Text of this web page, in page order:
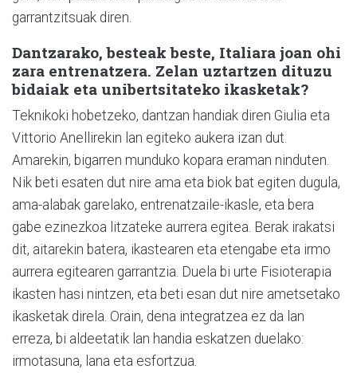
garrantzitsuak diren.
Dantzarako, besteak beste, Italiara joan ohi
zara entrenatzera. Zelan uztartzen dituzu
bidaiak eta unibertsitateko ikasketak?
Teknikoki hobetzeko, dantzan handiak diren Giulia eta
Vittorio Anellirekin lan egiteko aukera izan dut.
Amarekin, bigarren munduko kopara eraman ninduten.
Nik beti esaten dut nire ama eta biok bat egiten dugula,
ama-alabak garelako, entrenatzaile-ikasle, eta bera
gabe ezinezkoa litzateke aurrera egitea. Berak irakatsi
dit, aitarekin batera, ikastearen eta etengabe eta irmo
aurrera egitearen garrantzia. Duela bi urte Fisioterapia
ikasten hasi nintzen, eta beti esan dut nire ametsetako
ikasketak direla. Orain, dena integratzea ez da lan
erreza, bi aldeetatik lan handia eskatzen duelako:
irmotasuna, lana eta esfortzua.